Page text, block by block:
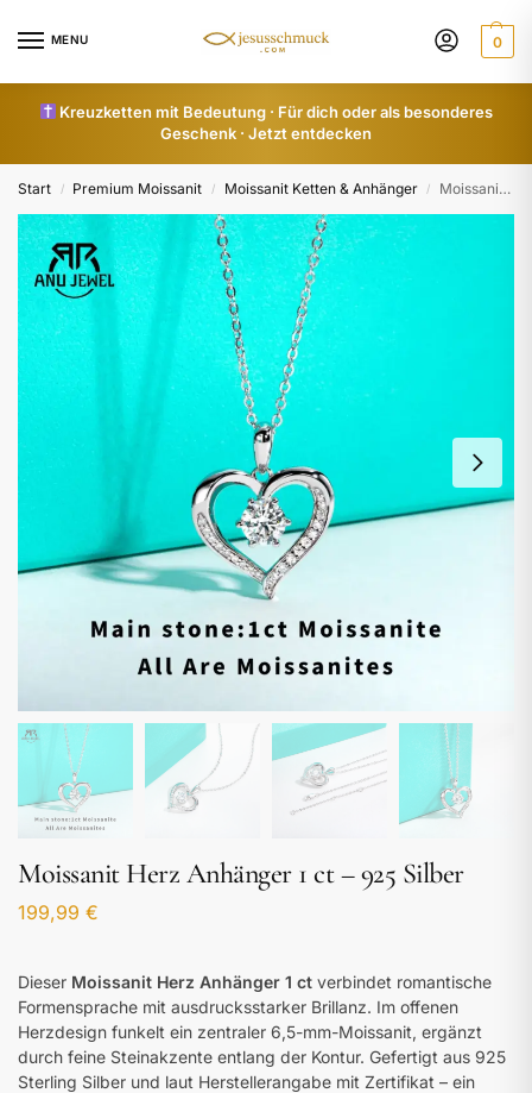
MENU 0
Kreuzketten mit Bedeutung · Für dich oder als besonderes
Geschenk · Jetzt entdecken
Start / Premium Moissanit / Moissanit Ketten & Anhänger / Moissanit Herz Anhänger 1 ct – 925 Silber
Moissanit Herz Anhänger 1 ct – 925 Silber
199,99 €
Dieser Moissanit Herz Anhänger 1 ct verbindet romantische
Formensprache mit ausdrucksstarker Brillanz. Im offenen
Herzdesign funkelt ein zentraler 6,5-mm-Moissanit, ergänzt
durch feine Steinakzente entlang der Kontur. Gefertigt aus 925
Sterling Silber und laut Herstellerangabe mit Zertifikat – ein